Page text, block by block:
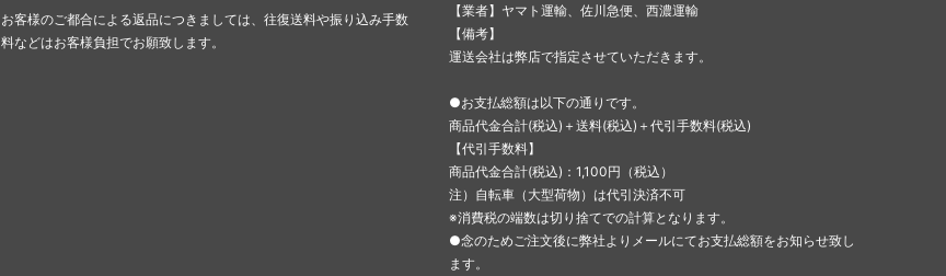
お客様のご都合による返品につきましては、往復送料や振り込み手数
料などはお客様負担でお願致します。
【業者】ヤマト運輸、佐川急便、西濃運輸
【備考】
運送会社は弊店で指定させていただきます。
●お支払総額は以下の通りです。
商品代金合計(税込)＋送料(税込)＋代引手数料(税込)
【代引手数料】
商品代金合計(税込)：1,100円（税込）
注）自転車（大型荷物）は代引決済不可
※消費税の端数は切り捨てでの計算となります。
●念のためご注文後に弊社よりメールにてお支払総額をお知らせ致し
ます。